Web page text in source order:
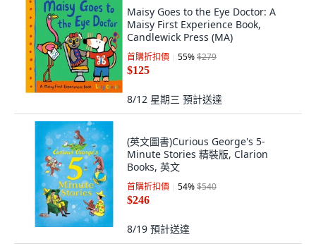
Maisy Goes to the Eye Doctor: A
Maisy First Experience Book,
Candlewick Press (MA)
首購折扣價 55%$279
$125
8/12 星期三 預計送達
(英文圖書)Curious George's 5-
Minute Stories 精裝版, Clarion
Books, 英文
首購折扣價 54%$540
$246
8/19 預計送達